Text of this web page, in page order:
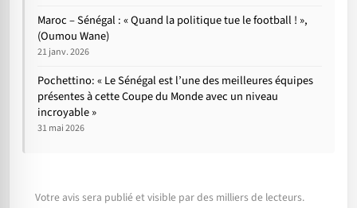
Maroc – Sénégal : « Quand la politique tue le football ! »,
(Oumou Wane)
21 janv. 2026
Pochettino: « Le Sénégal est l’une des meilleures équipes
présentes à cette Coupe du Monde avec un niveau
incroyable »
31 mai 2026
Votre avis sera publié et visible par des milliers de lecteurs.